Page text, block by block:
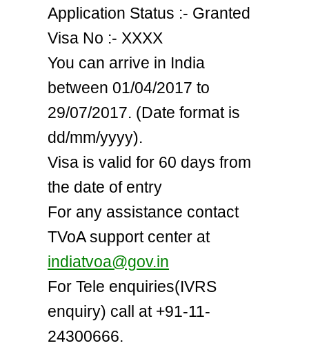
Application Status :- Granted
Visa No :- ХХХХ
You can arrive in India
between 01/04/2017 to
29/07/2017. (Date format is
dd/mm/yyyy).
Visa is valid for 60 days from
the date of entry
For any assistance contact
TVoA support center at
indiatvoa@gov.in
For Tele enquiries(IVRS
enquiry) call at +91-11-
24300666.